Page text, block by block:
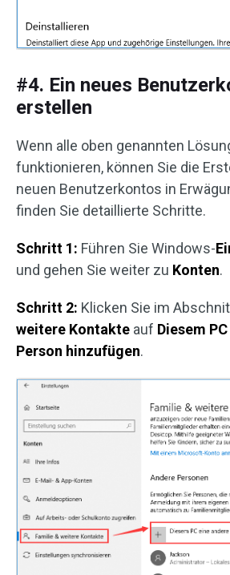
#4. Ein neues
erstellen
Wenn alle oben genannten
funktionieren, können Sie die
neuen Benutzerkontos in
finden Sie detaillierte Schritte.
Schritt 1: Führen Sie Windows-
und gehen Sie weiter zu Konten.
Schritt 2: Klicken Sie im
weitere Kontakte auf Diesem
Person hinzufügen.